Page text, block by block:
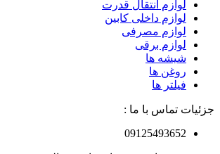
لوازم انتقال قدرت
لوازم داخلی کابین
لوازم مصرفی
لوازم برقی
شیشه ها
روغن ها
فیلتر ها
جزئیات تماس با ما :
09125493652